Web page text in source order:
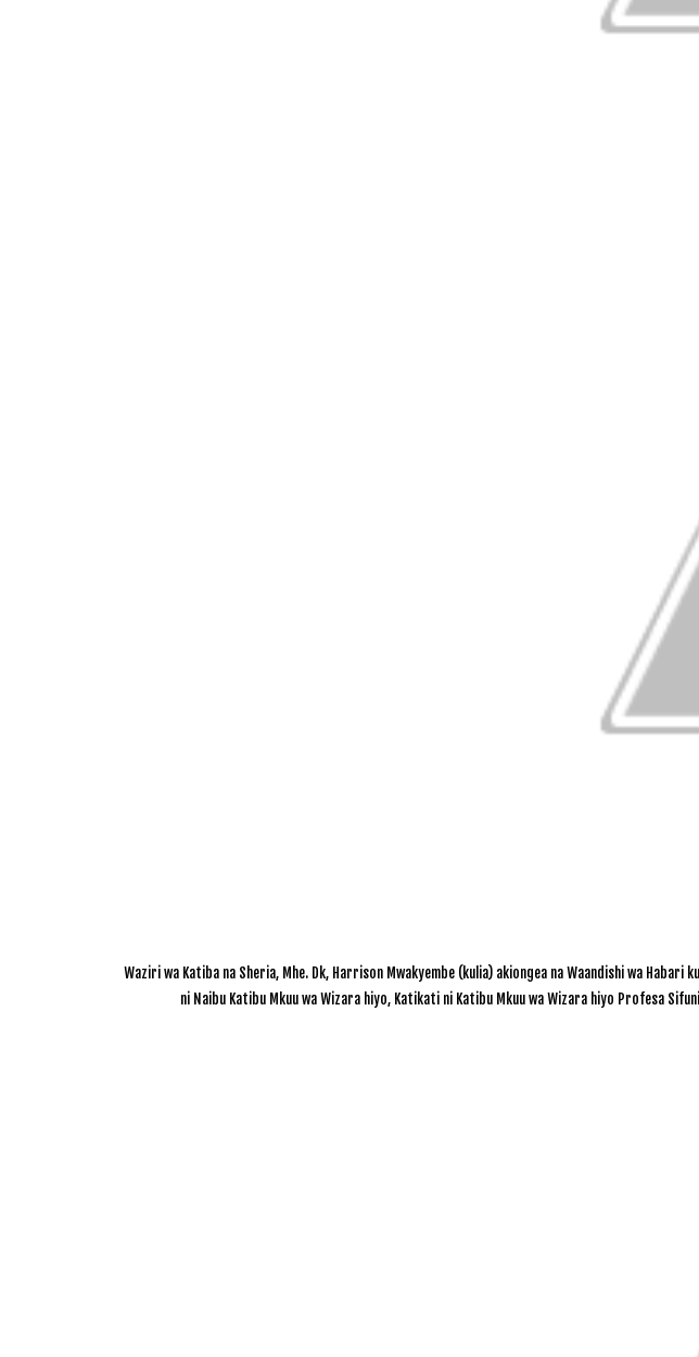
Waziri wa Katiba na Sheria, Mhe. Dk, Harrison Mwakyembe (kulia) akiongea na Waandishi wa
ni Naibu Katibu Mkuu wa Wizara hiyo, Katikati ni Katibu Mkuu wa Wizara hiyo Profesa